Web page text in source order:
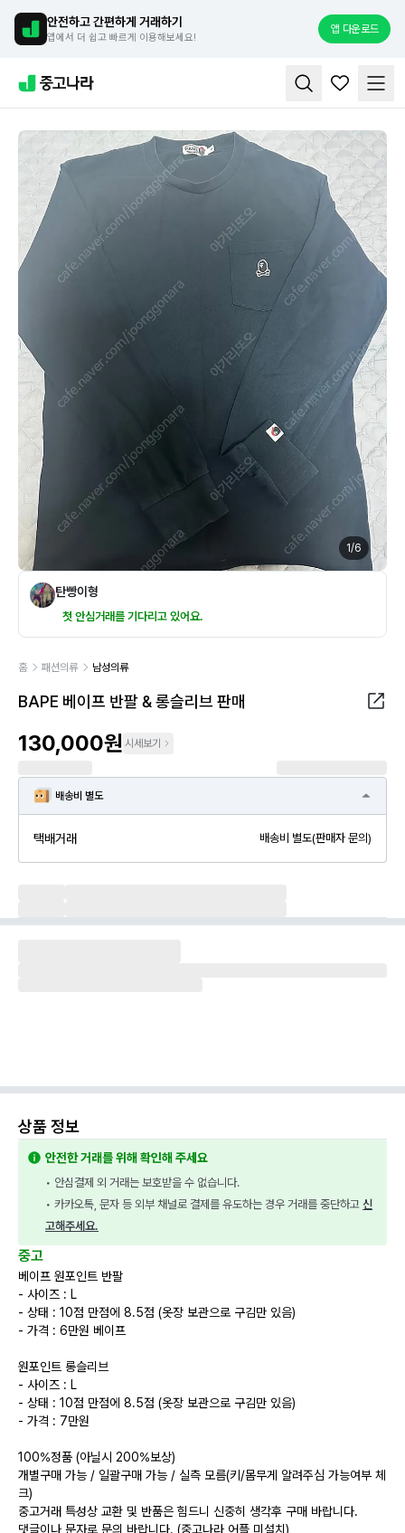
안전하고 간편하게 거래하기
앱에서 더 쉽고 빠르게 이용해보세요!
앱 다운로드
1/6
탄빵이형
첫 안심거래를 기다리고 있어요.
홈 패션의류 남성의류
BAPE 베이프 반팔 & 롱슬리브 판매
130,000원 시세보기
배송비 별도
택배거래 배송비 별도(판매자 문의)
상품 정보
안전한 거래를 위해 확인해 주세요
• 안심결제 외 거래는 보호받을 수 없습니다.
• 카카오톡, 문자 등 외부 채널로 결제를 유도하는 경우 거래를 중단하고 신
고해주세요.
중고
베이프 원포인트 반팔
- 사이즈 : L
- 상태 : 10점 만점에 8.5점 (옷장 보관으로 구김만 있음)
- 가격 : 6만원 베이프
원포인트 롱슬리브
- 사이즈 : L
- 상태 : 10점 만점에 8.5점 (옷장 보관으로 구김만 있음)
- 가격 : 7만원
100%정품 (아닐시 200%보상)
개별구매 가능 / 일괄구매 가능 / 실측 모름(키/몸무게 알려주심 가능여부 체
크)
중고거래 특성상 교환 및 반품은 힘드니 신중히 생각후 구매 바랍니다.
댓글이나 문자로 문의 바랍니다. (중고나라 어플 미설치)